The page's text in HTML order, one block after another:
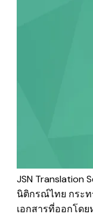
JSN Translation
นิติกรณ์ไทย กระท
เอกสารที่ออกโด